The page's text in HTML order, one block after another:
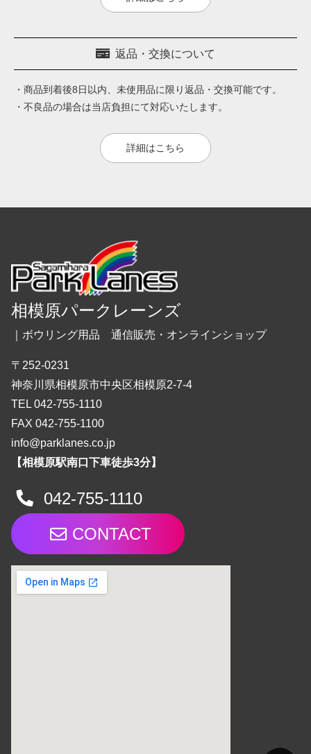
返品・交換について
・商品到着後8日以内、未使用品に限り返品・交換可能です。
・不良品の場合は当店負担にて対応いたします。
詳細はこちら
相模原パークレーンズ
｜ボウリング用品 通信販売・オンラインショップ
〒252-0231
神奈川県相模原市中央区相模原2-7-4
TEL 042-755-1110
FAX 042-755-1100
info@parklanes.co.jp
【相模原駅南口下車徒歩3分】
042-755-1110
CONTACT